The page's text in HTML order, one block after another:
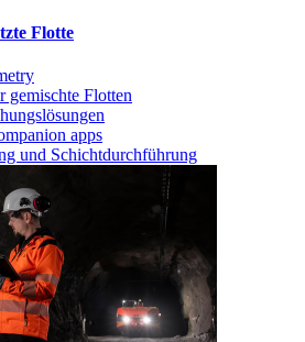
Flotte
gemischte Flotten
apps
und Schichtdurchführung